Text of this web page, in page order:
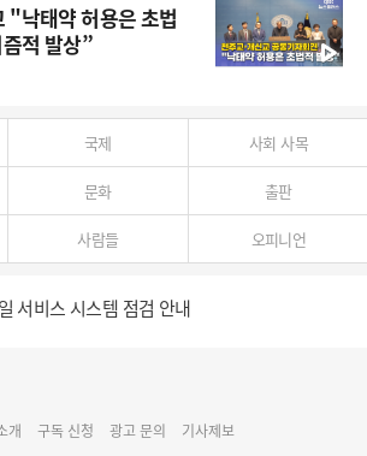
"낙태약 허용은 초법
적 발상”
국제 사회 사목
문화 출판
사람들 오피니언
서비스 시스템 점검 안내
브 & 1898 미디어월 공모전 수상작 발표
개 구독 신청 광고 문의 기사제보